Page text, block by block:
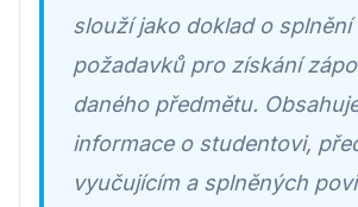
slouží jako doklad o splnění
požadavků pro získání
daného předmětu.
informace o studentovi,
vyučujícím a splněných